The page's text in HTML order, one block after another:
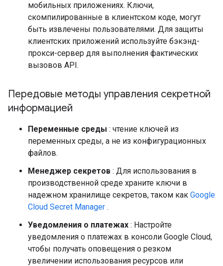
мобильных приложениях. Ключи,
скомпилированные в клиентском коде, могут
быть извлечены пользователями. Для защиты
клиентских приложений используйте бэкэнд-
прокси-сервер для выполнения фактических
вызовов API.
Передовые методы управления секретной
информацией
Переменные среды : чтение ключей из
переменных среды, а не из конфигурационных
файлов.
Менеджер секретов : Для использования в
производственной среде храните ключи в
надежном хранилище секретов, таком как Google
Cloud Secret Manager .
Уведомления о платежах : Настройте
уведомления о платежах в консоли Google Cloud,
чтобы получать оповещения о резком
увеличении использования ресурсов или